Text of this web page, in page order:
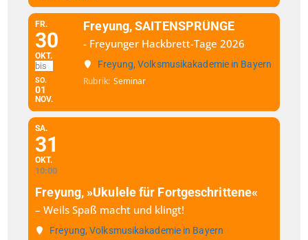
FR.
30
OKT.
SO.
01
NOV.
Freyung, SAITENSPRÜNGE
- Freyunger Hackbrett-Tage 2026
Freyung, Volksmusikakademie in Bayern
Rubrik Seminar
SA.
31
OKT.
10:00
Freyung, »Ukulele für Fortgeschrittene«
– Weils Spaß macht und klingt!
Freyung, Volksmusikakademie in Bayern